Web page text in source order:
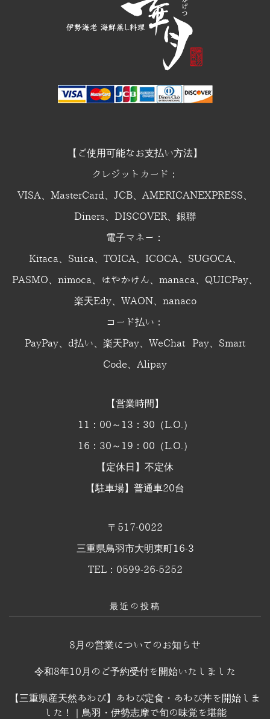
【ご使用可能なお支払い方法】
クレジットカード：
VISA、MasterCard、JCB、AMERICANEXPRESS、
Diners、DISCOVER、銀聯
電子マネー：
Kitaca、Suica、TOICA、ICOCA、SUGOCA、
PASMO、nimoca、はやかけん、manaca、QUICPay、
楽天Edy、WAON、nanaco
コード払い：
PayPay、d払い、楽天Pay、WeChat Pay、Smart
Code、Alipay
【営業時間】
11：00～13：30（L.O.）
16：30～19：00（L.O.）
【定休日】不定休
【駐車場】普通車20台
〒517-0022
三重県鳥羽市大明東町16-3
TEL：0599-26-5252
最近の投稿
8月の営業についてのお知らせ
令和8年10月のご予約受付を開始いたしました
【三重県産天然あわび】あわび定食・あわび丼を開始しま
した！｜鳥羽・伊勢志摩で旬の味覚を堪能